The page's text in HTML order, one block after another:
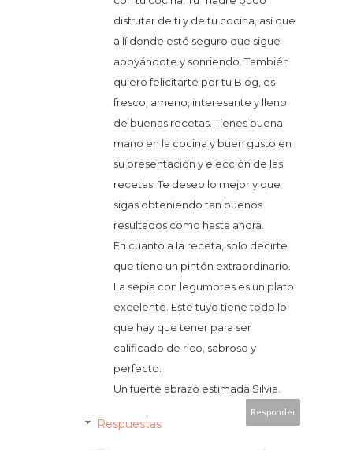
disfrutar de ti y de tu cocina, así que
allí donde esté seguro que sigue
apoyándote y sonriendo. También
quiero felicitarte por tu Blog, es
fresco, ameno, interesante y lleno
de buenas recetas. Tienes buena
mano en la cocina y buen gusto en
su presentación y elección de las
recetas. Te deseo lo mejor y que
sigas obteniendo tan buenos
resultados como hasta ahora.
En cuanto a la receta, solo decirte
que tiene un pintón extraordinario.
La sepia con legumbres es un plato
excelente. Este tuyo tiene todo lo
que hay que tener para ser
calificado de rico, sabroso y
perfecto.
Un fuerte abrazo estimada Silvia.
Responder
Respuestas